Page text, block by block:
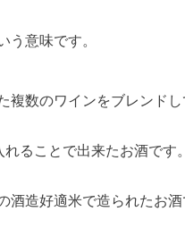
う意味です。
複数のワインをブレンド
ることで出来たお酒です。
酒造好適米で造られたお酒